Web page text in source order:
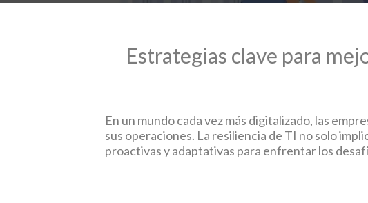
Estrategias clave para
En un mundo cada vez más digitalizado, las
sus operaciones. La resiliencia de TI no solo
proactivas y adaptativas para enfrentar los